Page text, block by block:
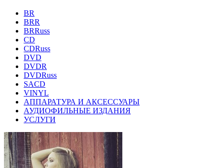
BR
BRR
BRRuss
CD
CDRuss
DVD
DVDR
DVDRuss
SACD
VINYL
АППАРАТУРА И АКСЕССУАРЫ
АУДИОФИЛЬНЫЕ ИЗДАНИЯ
УСЛУГИ